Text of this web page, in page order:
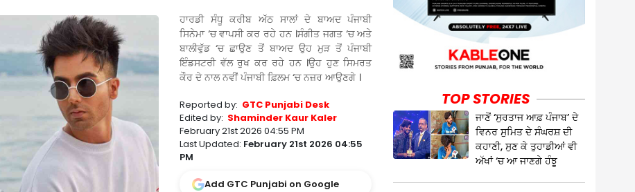
ਹਾਰਡੀ ਸੰਧੂ ਕਰੀਬ ਅੱਠ ਸਾਲਾਂ ਦੇ ਬਾਅਦ ਪੰਜਾਬੀ
ਸਿਨੇਮਾ ‘ਚ ਵਾਪਸੀ ਕਰ ਰਹੇ ਹਨ ।ਸੰਗੀਤ ਜਗਤ ‘ਚ ਅਤੇ
ਬਾਲੀਵੁੱਡ ‘ਚ ਛਾਉਣ ਤੋਂ ਬਾਅਦ ਉਹ ਮੁੜ ਤੋਂ ਪੰਜਾਬੀ
ਇੰਡਸਟਰੀ ਵੱਲ ਰੁਖ ਕਰ ਰਹੇ ਹਨ ।ਉਹ ਹੁਣ ਸਿਮਰਤ
ਕੌਰ ਦੇ ਨਾਲ ਨਵੀਂ ਪੰਜਾਬੀ ਫ਼ਿਲਮ ‘ਚ ਨਜ਼ਰ ਆਉਣਗੇ ।
Reported by: GTC Punjabi Desk
Edited by: Shaminder Kaur Kaler
February 21st 2026 04:55 PM
Last Updated: February 21st 2026 04:55
PM
Add GTC Punjabi on Google
TOP STORIES
ਜਾਣੋਂ ‘ਸੁਰਤਾਜ ਆਫ਼ ਪੰਜਾਬ’ ਦੇ
ਵਿਨਰ ਸੁਮਿਤ ਦੇ ਸੰਘਰਸ਼ ਦੀ
ਕਹਾਣੀ, ਸੁਣ ਕੇ ਤੁਹਾਡੀਆਂ ਵੀ
ਅੱਖਾਂ ‘ਚ ਆ ਜਾਣਗੇ ਹੰਝੂ